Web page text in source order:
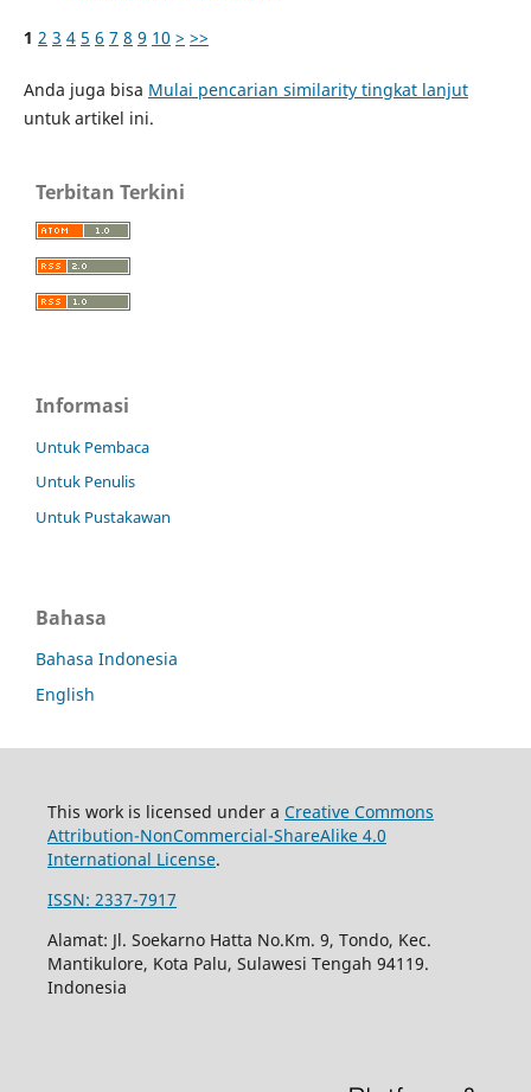
1 2 3 4 5 6 7 8 9 10 > >>
Anda juga bisa Mulai pencarian similarity tingkat lanjut
untuk artikel ini.
Terbitan Terkini
Informasi
Untuk Pembaca
Untuk Penulis
Untuk Pustakawan
Bahasa
Bahasa Indonesia
English
This work is licensed under a Creative Commons
Attribution-NonCommercial-ShareAlike 4.0
International License.
ISSN: 2337-7917
Alamat: Jl. Soekarno Hatta No.Km. 9, Tondo, Kec.
Mantikulore, Kota Palu, Sulawesi Tengah 94119.
Indonesia